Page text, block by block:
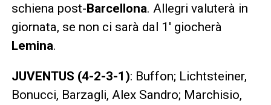
schiena post-Barcellona. Allegri valuterà in
giornata, se non ci sarà dal 1′ giocherà
Lemina.
JUVENTUS (4-2-3-1): Buffon; Lichtsteiner,
Bonucci, Barzagli, Alex Sandro; Marchisio,